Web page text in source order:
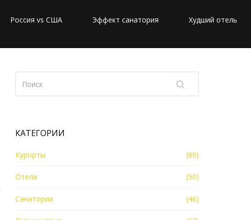
Россия vs США Эффект санатория Худший отель
КАТЕГОРИИ
Курорты (60)
Отели (50)
Санатории (46)